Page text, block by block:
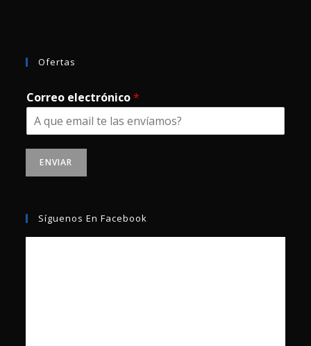
Ofertas
Correo electrónico*
ENVIAR
Síguenos En Facebook